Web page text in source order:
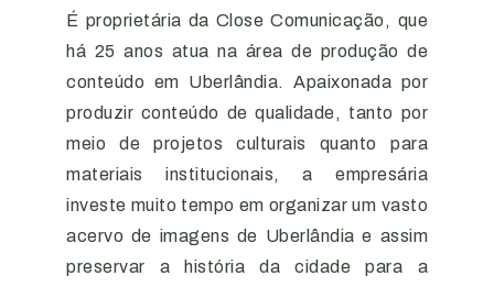
É proprietária da Close Comunicação, que
há 25 anos atua na área de produção de
conteúdo em Uberlândia. Apaixonada por
produzir conteúdo de qualidade, tanto por
meio de projetos culturais quanto para
materiais institucionais, a empresária
investe muito tempo em organizar um vasto
acervo de imagens de Uberlândia e assim
preservar a história da cidade para a